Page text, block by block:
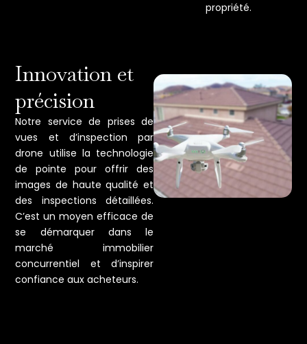
propriété.
Innovation et
précision
Notre service de prises de
vues et d’inspection par
drone utilise la technologie
de pointe pour offrir des
images de haute qualité et
des inspections détaillées.
C’est un moyen efficace de
se démarquer dans le
marché immobilier
concurrentiel et d’inspirer
confiance aux acheteurs.